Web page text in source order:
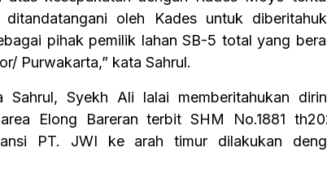
oleh Kades untuk
pihak pemilik lahan SB-5 total yang
Purwakarta,” kata Sahrul.
Sahrul, Syekh Ali lalai memberitahukan
Elong Bareran terbit SHM No.1881
PT. JWI ke arah timur dilakukan